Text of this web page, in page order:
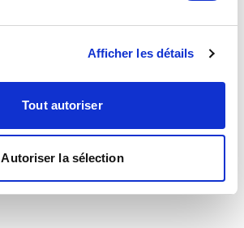
Afficher les détails
Tout autoriser
Autoriser la sélection